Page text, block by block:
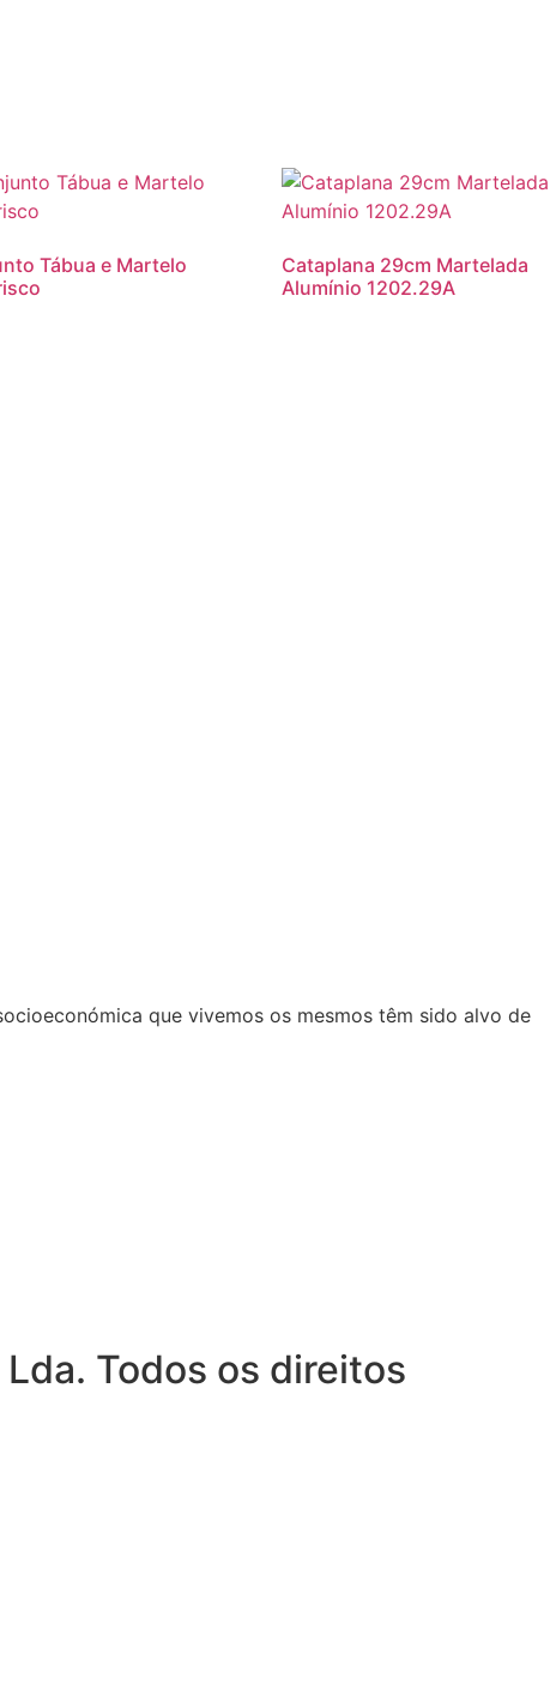
Tábua e Martelo
Cataplana 29cm Martelada
Alumínio 1202.29A
que vivemos os mesmos têm sido alvo de
Todos os direitos